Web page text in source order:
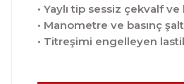
• Yaylı tip sessiz çekvalf
• Manometre ve basınç
• Titreşimi engelleyen